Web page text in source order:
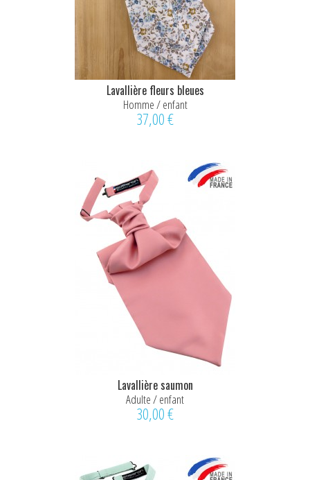
Lavallière fleurs bleues
Homme / enfant
37,00 €
Lavallière saumon
Adulte / enfant
30,00 €